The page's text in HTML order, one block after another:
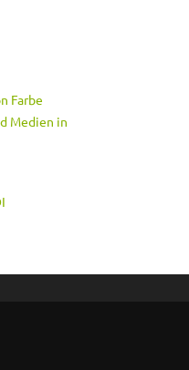
Farbe
Medien in